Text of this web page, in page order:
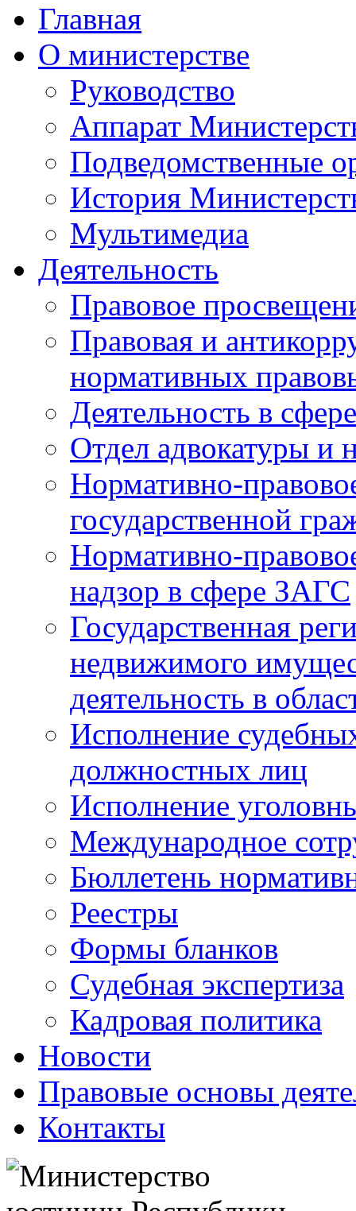
Главная
О министерстве
Руководство
Аппарат
Подведомственные
История
Мультимедиа
Деятельность
Правовое
Правовая и
нормативных
Деятельность в
Отдел адвокатуры и
Нормативно-
государственной
Нормативно-
надзор в сфере ЗАГС
Государственная
недвижимого
деятельность в
Исполнение
должностных лиц
Исполнение
Международное
Бюллетень
Реестры
Формы бланков
Судебная экспертиза
Кадровая политика
Новости
Правовые основы
Контакты